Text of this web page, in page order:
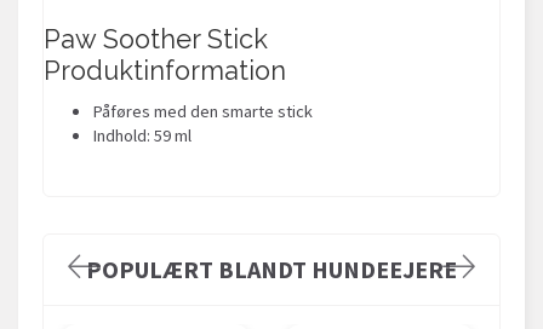
Paw Soother Stick
Produktinformation
Påføres med den smarte stick
Indhold: 59 ml
POPULÆRT BLANDT HUNDEEJERE